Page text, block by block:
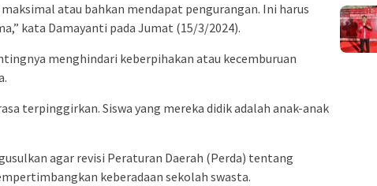
atau bahkan mendapat pengurangan. Ini harus
kata Damayanti pada Jumat (15/3/2024).
menghindari keberpihakan atau kecemburuan
terpinggirkan. Siswa yang mereka didik adalah anak-anak
agar revisi Peraturan Daerah (Perda) tentang
keberadaan sekolah swasta.